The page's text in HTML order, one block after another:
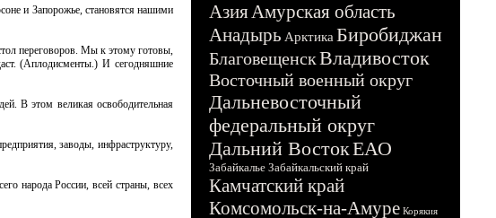
и Запорожье, становятся нашими
переговоров. Мы к этому готовы,
(Аплодисменты.) И сегодняшние
В этом великая освободительная
заводы, инфраструктуру,
народа России, всей страны, всех
АзияАмурская область
Анадырь Арктика Биробиджан
БлаговещенскВладивосток
Восточный военный округ
Дальневосточный
федеральный округ
Дальний ВостокЕАО
Забайкалье Забайкальский край
Камчатский край
Комсомольск-на-Амуре Корякия